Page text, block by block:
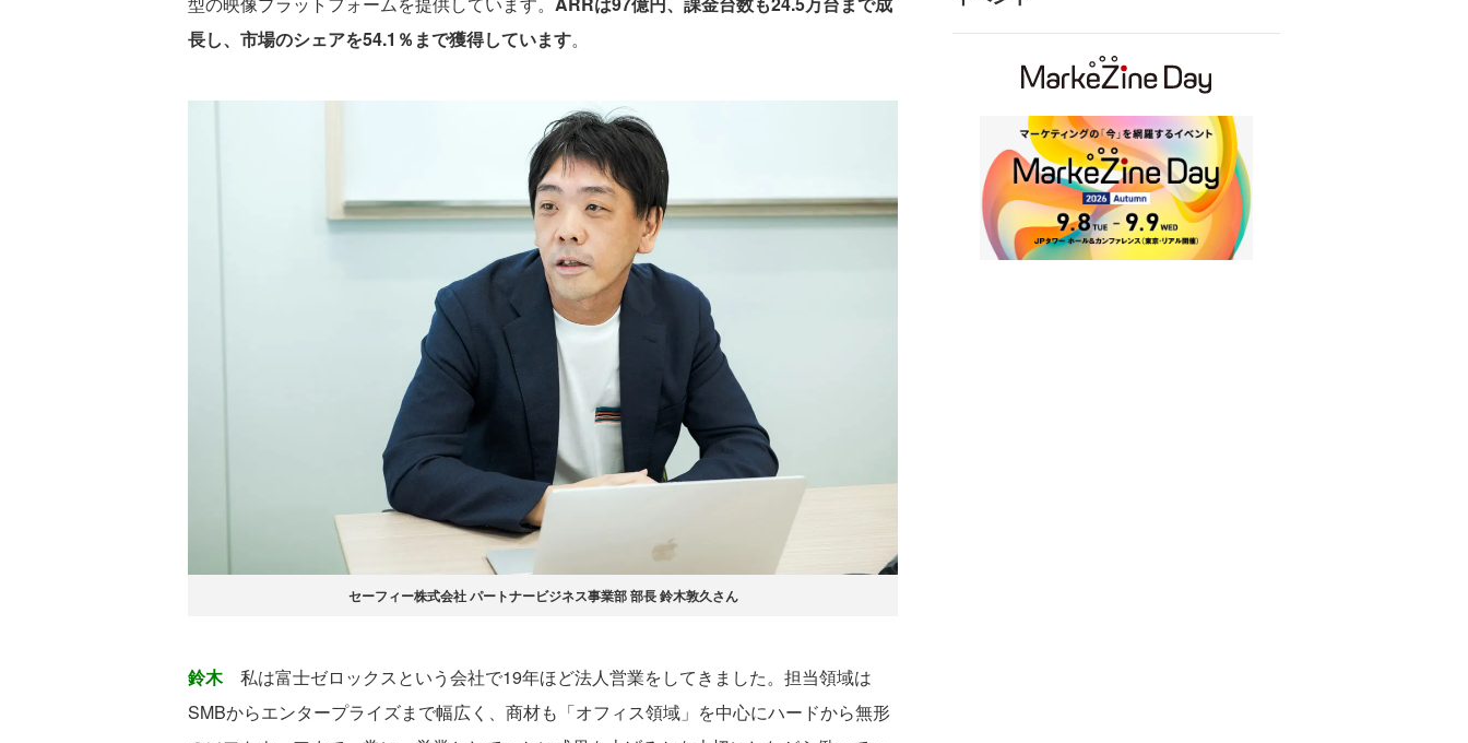
長し、市場のシェアを54.1％まで獲得しています。
セーフィー株式会社 パートナービジネス事業部 部長 鈴木敦久さん
鈴木私は富士ゼロックスという会社で19年ほど法人営業をしてきました。担当領域は
SMBからエンタープライズまで幅広く、商材も「オフィス領域」を中心にハードから無形